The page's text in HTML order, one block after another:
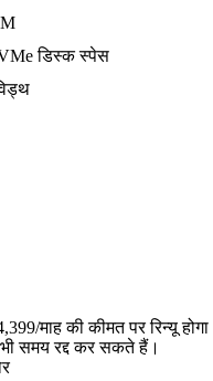
डिस्क स्पेस
माह की कीमत पर रिन्यू
समय रद्द कर सकते हैं।